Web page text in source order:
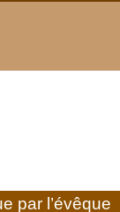
par l’évêque